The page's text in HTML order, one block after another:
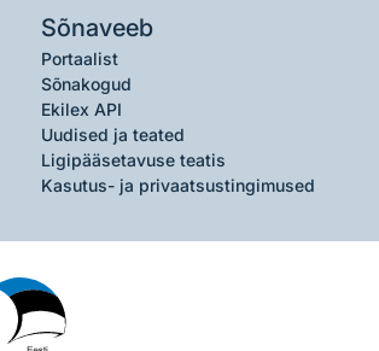
Sõnaveeb
Portaalist
Sõnakogud
Ekilex API
Uudised ja teated
Ligipääsetavuse teatis
Kasutus- ja privaatsustingimused